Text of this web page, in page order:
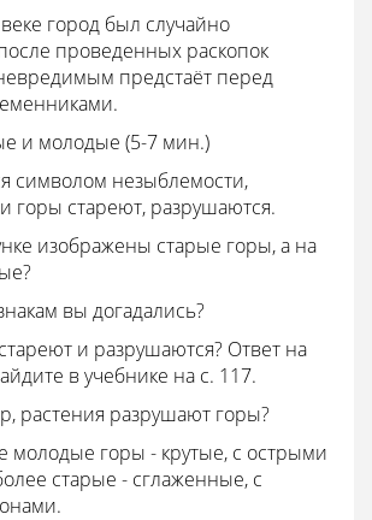
город был случайно
проведенных раскопок
предстаёт перед
и молодые (5-7 мин.)
символом незыблемости,
горы стареют, разрушаются.
изображены старые горы, а на
вы догадались?
и разрушаются? Ответ на
в учебнике на с. 117.
растения разрушают горы?
молодые горы - крутые, с острыми
старые - сглаженные, с